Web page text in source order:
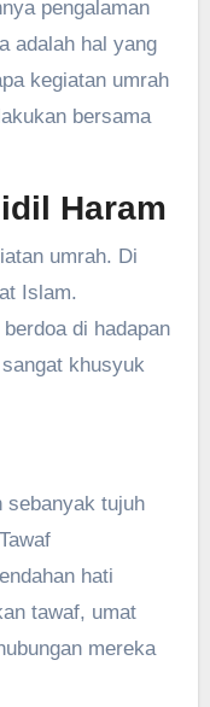
pengalaman
adalah hal yang
kegiatan umrah
bersama
Haram
umrah. Di
Islam.
di hadapan
khusyuk
sebanyak tujuh
hati
tawaf, umat
mereka